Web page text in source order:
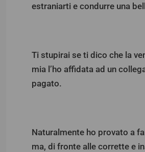
estraniarti e condurre una
Ti stupirai se ti dico che la
mia l’ho affidata ad un
pagato.
Naturalmente ho provato a
ma, di fronte alle corrette e